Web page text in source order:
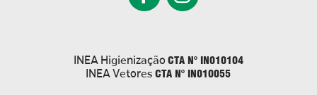
INEA Higienização CTA N° IN010104
INEA VetoresCTA N° IN010055